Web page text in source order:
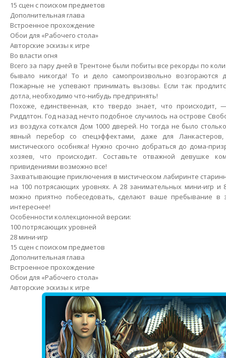
15 сцен с поиском предметов
Дополнительная глава
Встроенное прохождение
Обои для «Рабочего стола»
Авторские эскизы к игре
Во власти огня
Всего за пару дней в Трентоне были побиты все рекорды по
бывало никогда! То и дело самопроизвольно возгораются
Пожарные не успевают принимать вызовы. Если так
дотла, необходимо что-нибудь предпринять!
Похоже, единственная, кто твердо знает, что происходит,
Риддлтон. Год назад нечто подобное случилось на острове
из воздуха соткался Дом 1000 дверей. Но тогда не было
явный перебор со спецэффектами, даже для Ланкастеров,
мистического особняка! Нужно срочно добраться до дома-
хозяев, что происходит. Составьте отважной девушке
привидениями возможно все!
Захватывающие приключения в мистическом лабиринте
на 100 потрясающих уровнях. А 28 занимательных мини-игр и
можно приятно побеседовать, сделают ваше пребывание в
интереснее!
Особенности коллекционной версии:
100 потрясающих уровней
28 мини-игр
15 сцен с поиском предметов
Дополнительная глава
Встроенное прохождение
Обои для «Рабочего стола»
Авторские эскизы к игре